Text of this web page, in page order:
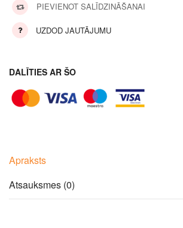
PIEVIENOT SALĪDZINĀŠANAI
UZDOD JAUTĀJUMU
DALĪTIES AR ŠO
Apraksts
Atsauksmes (0)